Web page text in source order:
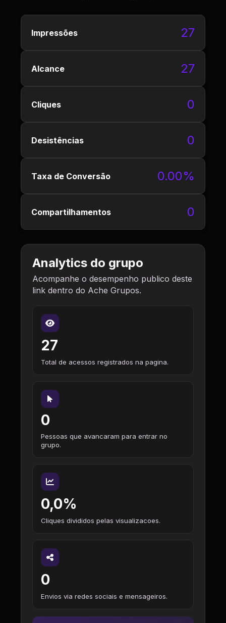
Impressões 27
Alcance 27
Cliques 0
Desistências 0
Taxa de Conversão 0.00%
Compartilhamentos 0
Analytics do grupo
Acompanhe o desempenho publico deste
link dentro do Ache Grupos.
27
Total de acessos registrados na pagina.
0
Pessoas que avancaram para entrar no
grupo.
0,0%
Cliques divididos pelas visualizacoes.
0
Envios via redes sociais e mensageiros.